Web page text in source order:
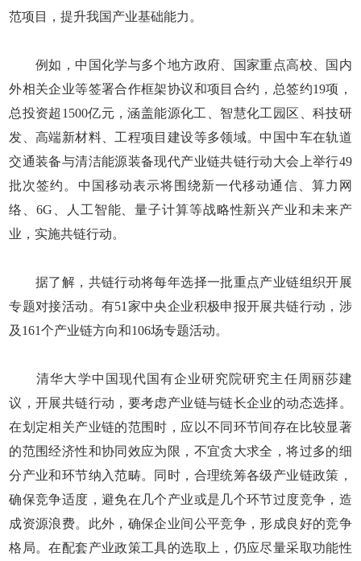
范项目，提升我国产业基础能力。
例如，中国化学与多个地方政府、国家重点高校、国内
外相关企业等签署合作框架协议和项目合约，总签约19项，
总投资超1500亿元，涵盖能源化工、智慧化工园区、科技研
发、高端新材料、工程项目建设等多领域。中国中车在轨道
交通装备与清洁能源装备现代产业链共链行动大会上举行49
批次签约。中国移动表示将围绕新一代移动通信、算力网
络、6G、人工智能、量子计算等战略性新兴产业和未来产
业，实施共链行动。
据了解，共链行动将每年选择一批重点产业链组织开展
专题对接活动。有51家中央企业积极申报开展共链行动，涉
及161个产业链方向和106场专题活动。
清华大学中国现代国有企业研究院研究主任周丽莎建
议，开展共链行动，要考虑产业链与链长企业的动态选择。
在划定相关产业链的范围时，应以不同环节间存在比较显著
的范围经济性和协同效应为限，不宜贪大求全，将过多的细
分产业和环节纳入范畴。同时，合理统筹各级产业链政策，
确保竞争适度，避免在几个产业或是几个环节过度竞争，造
成资源浪费。此外，确保企业间公平竞争，形成良好的竞争
格局。在配套产业政策工具的选取上，仍应尽量采取功能性